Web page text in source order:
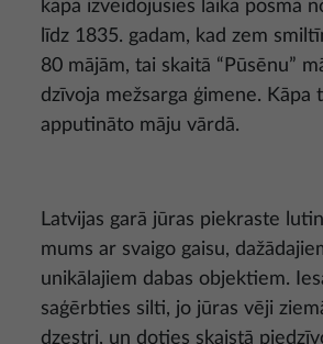
kāpa izveidojusies laika posmā
līdz 1835. gadam, kad zem
80 mājām, tai skaitā “Pūsēnu”
dzīvoja mežsarga ģimene. Kāpa
apputināto māju vārdā.
Latvijas garā jūras piekraste
mums ar svaigo gaisu,
unikālajiem dabas objektiem.
saģērbties silti, jo jūras vēji
dzestri, un doties skaistā